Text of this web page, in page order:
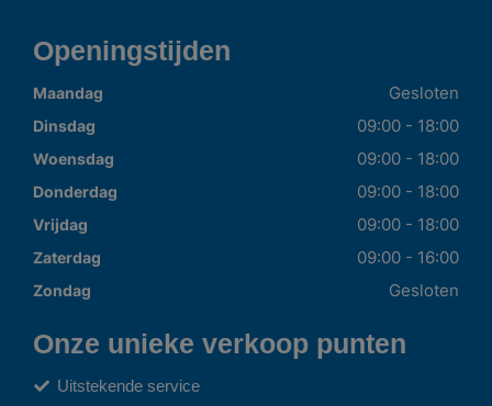
Openingstijden
Maandag Gesloten
Dinsdag 09:00 - 18:00
Woensdag 09:00 - 18:00
Donderdag 09:00 - 18:00
Vrijdag 09:00 - 18:00
Zaterdag 09:00 - 16:00
Zondag Gesloten
Onze unieke verkoop punten
Uitstekende service